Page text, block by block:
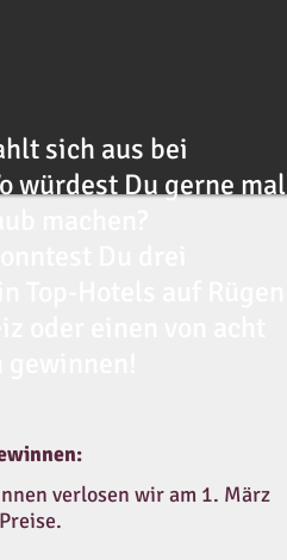
sich aus bei
würdest Du gerne mal
verlosen wir am 1. März